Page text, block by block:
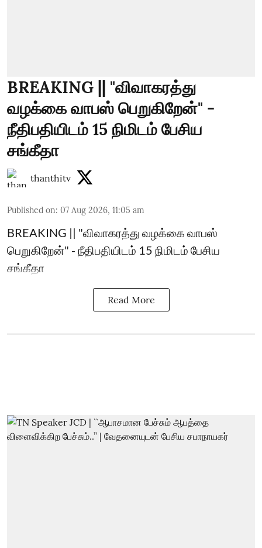
BREAKING || "விவாகரத்து
வழக்கை வாபஸ் பெறுகிறேன்" -
நீதிபதியிடம் 15 நிமிடம் பேசிய
சங்கீதா
thanthitv
Published on: 07 Aug 2026, 11:05 am
BREAKING || "விவாகரத்து வழக்கை வாபஸ்
பெறுகிறேன்" - நீதிபதியிடம் 15 நிமிடம் பேசிய
சங்கீதா
Read More